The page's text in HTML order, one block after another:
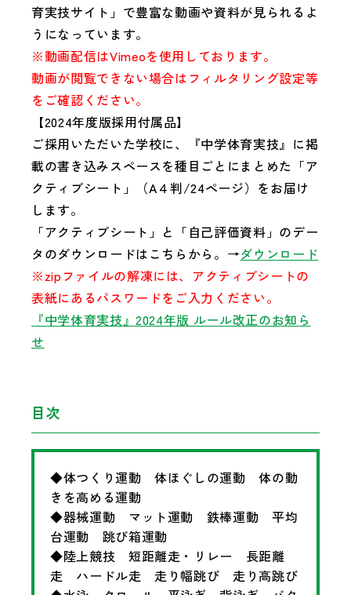
育実技サイト」で豊富な動画や資料が見られるよ
うになっています。
※動画配信はVimeoを使用しております。
動画が閲覧できない場合はフィルタリング設定等
をご確認ください。
【2024年度版採用付属品】
ご採用いただいた学校に、『中学体育実技』に掲
載の書き込みスペースを種目ごとにまとめた「ア
クティブシート」（A４判/24ページ）をお届け
します。
「アクティブシート」と「自己評価資料」のデー
タのダウンロードはこちらから。→ダウンロード
※zipファイルの解凍には、アクティブシートの
表紙にあるパスワードをご入力ください。
『中学体育実技』2024年版 ルール改正のお知ら
せ
目次
◆体つくり運動 体ほぐしの運動 体の動
きを高める運動
◆器械運動 マット運動 鉄棒運動 平均
台運動 跳び箱運動
◆陸上競技 短距離走・リレー 長距離
走 ハードル走 走り幅跳び 走り高跳び